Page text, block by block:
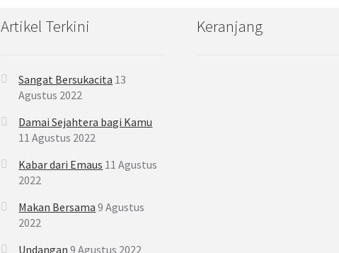
Artikel Terkini
Sangat Bersukacita 13
Agustus 2022
Damai Sejahtera bagi Kamu
11 Agustus 2022
Kabar dari Emaus 11 Agustus
2022
Makan Bersama 9 Agustus
2022
Undangan 9 Agustus 2022
Keranjang